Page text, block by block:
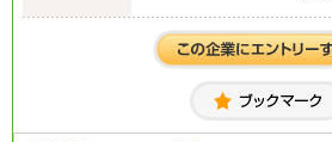
大学・高専卒（月給）
※試用期間中も給与に変更